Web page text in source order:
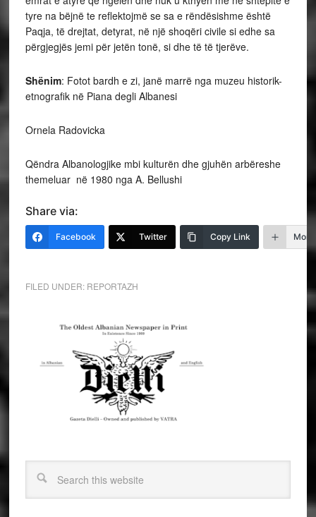
tyre na bëjnë te reflektojmë se sa e rëndësishme është
Paqja, të drejtat, detyrat, në një shoqëri civile si edhe sa
përgjegjës jemi për jetën tonë, si dhe të të tjerëve.
Shënim: Fotot bardh e zi, janë marrë nga muzeu historik-
etnografik në Piana degli Albanesi
Ornela Radovicka
Qëndra Albanologjike mbi kulturën dhe gjuhën arbëreshe
themeluar në 1980 nga A. Bellushi
Share via:
Facebook Twitter Copy Link More
FILED UNDER: REPORTAZH